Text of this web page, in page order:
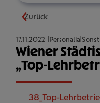
Zurück
17.11.2022 Personalia
Wiener
„Top-
38_Top-